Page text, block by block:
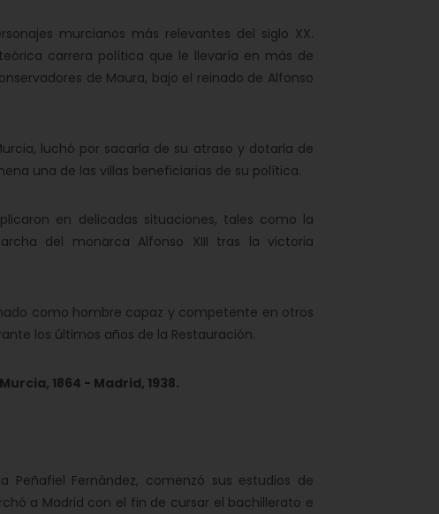
murcianos más relevantes del siglo XX.
carrera política que le llevaría en más de
de Maura, bajo el reinado de Alfonso
luchó por sacarla de su atraso y dotarla de
una de las villas beneficiarias de su política.
en delicadas situaciones, tales como la
del monarca Alfonso XIII tras la victoria
como hombre capaz y competente en otros
los últimos años de la Restauración.
1864 - Madrid, 1938.
Fernández, comenzó sus estudios de
a Madrid con el fin de cursar el bachillerato e